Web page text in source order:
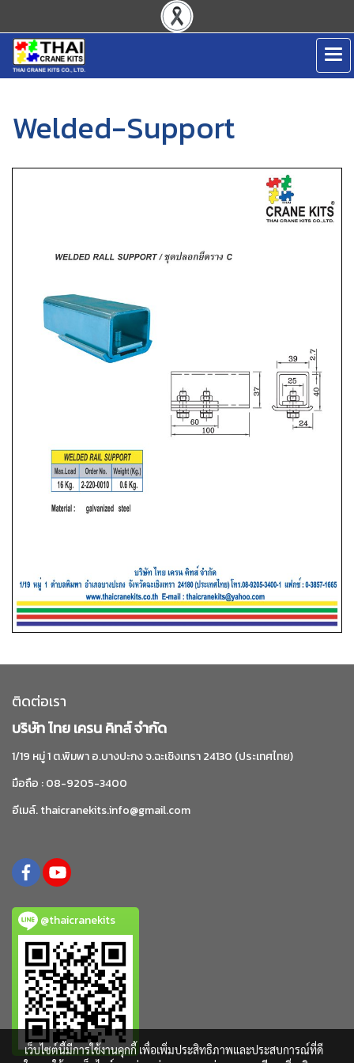
Welded-Support
ติดต่อเรา
บริษัท ไทย เครน คิทส์ จำกัด
1/19 หมู่ 1 ต.พิมพา อ.บางปะกง จ.ฉะเชิงเทรา 24130 (ประเทศไทย)
มือถือ : 08-9205-3400
อีเมล์. thaicranekits.info@gmail.com
@thaicranekits
เว็บไซต์นี้มีการใช้งานคุกกี้ เพื่อเพิ่มประสิทธิภาพและประสบการณ์ที่ดี